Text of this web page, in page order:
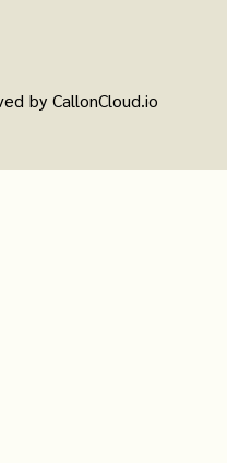
by CallonCloud.io